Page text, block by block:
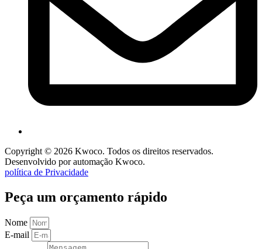
Copyright © 2026 Kwoco. Todos os direitos reservados.
Desenvolvido por automação Kwoco.
política de Privacidade
Peça um orçamento rápido
Nome
E-mail